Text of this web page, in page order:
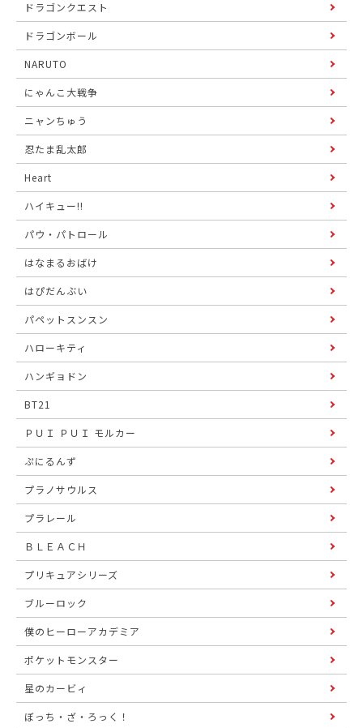
ドラゴンクエスト
ドラゴンボール
NARUTO
にゃんこ大戦争
ニャンちゅう
忍たま乱太郎
Heart
ハイキュー!!
パウ・パトロール
はなまるおばけ
はぴだんぶい
パペットスンスン
ハローキティ
ハンギョドン
BT21
ＰＵＩ ＰＵＩ モルカー
ぷにるんず
プラノサウルス
プラレール
ＢＬＥＡＣＨ
プリキュアシリーズ
ブルーロック
僕のヒーローアカデミア
ポケットモンスター
星のカービィ
ぼっち・ざ・ろっく！